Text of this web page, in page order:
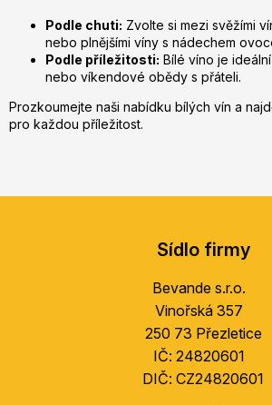
Podle chuti: Zvolte si mezi svěžími
nebo plnějšími víny s nádechem
Podle příležitosti: Bílé víno je
nebo víkendové obědy s přáteli.
Prozkoumejte naši nabídku bílých vín a
pro každou příležitost.
Sídlo firmy
Bevande s.r.o.
Vinořská 357
250 73 Přezletice
IČ: 24820601
DIČ: CZ24820601